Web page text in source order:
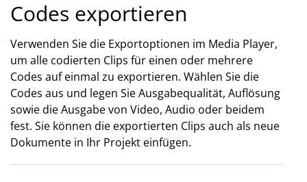
Codes exportieren
Verwenden Sie die Exportoptionen im Media Player,
um alle codierten Clips für einen oder mehrere
Codes auf einmal zu exportieren. Wählen Sie die
Codes aus und legen Sie Ausgabequalität, Auflösung
sowie die Ausgabe von Video, Audio oder beidem
fest. Sie können die exportierten Clips auch als neue
Dokumente in Ihr Projekt einfügen.